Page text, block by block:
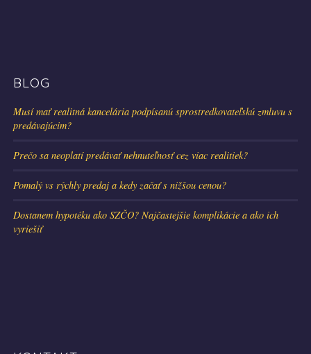
BLOG
Musí mať realitná kancelária podpísanú sprostredkovateľskú zmluvu s
predávajúcim?
Prečo sa neoplatí predávať nehnuteľnosť cez viac realitiek?
Pomalý vs rýchly predaj a kedy začať s nižšou cenou?
Dostanem hypotéku ako SZČO? Najčastejšie komplikácie a ako ich
vyriešiť